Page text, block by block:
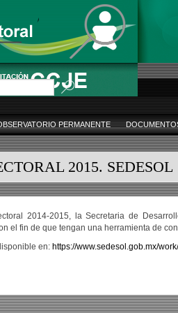
PERMANENTE
2015. SEDESOL
2014-2015, la Secretaria de
el fin de que tengan una herramienta de
en: https://www.sedesol.gob.mx/